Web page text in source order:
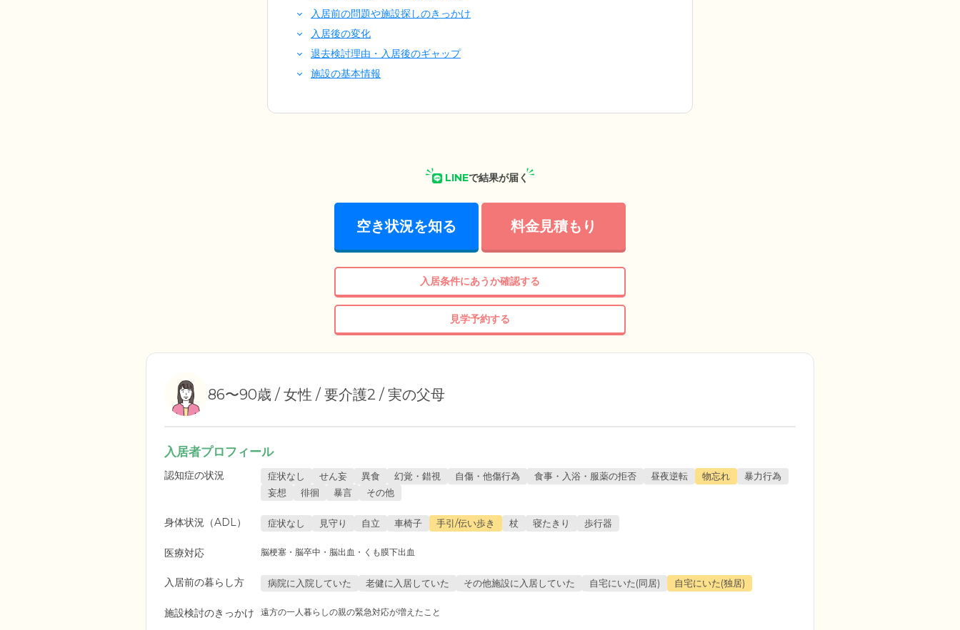
入居前の問題や施設探しのきっかけ
入居後の変化
退去検討理由・入居後のギャップ
施設の基本情報
LINEで結果が届く
空き状況を知る 料金見積もり
入居条件にあうか確認する
見学予約する
86〜90歳 / 女性 / 要介護2 / 実の父母
入居者プロフィール
認知症の状況 症状なし せん妄 異食 幻覚・錯視 自傷・他傷行為 食事・入浴・服薬の拒否 昼夜逆転 物忘れ
暴力行為
妄想
徘徊 暴言 その他
身体状況（ADL） 症状なし 見守り 自立 車椅子 手引/伝い歩き 杖 寝たきり 歩行器
医療対応 脳梗塞・脳卒中・脳出血・くも膜下出血
入居前の暮らし方 病院に入院していた 老健に入居していた その他施設に入居していた 自宅にいた(同居) 自宅にいた(独居)
施設検討のきっかけ 遠方の一人暮らしの親の緊急対応が増えたこと